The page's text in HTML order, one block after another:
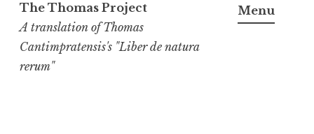
The Thomas Project
A translation of Thomas
Cantimpratensis's "Liber de natura
rerum"
Menu